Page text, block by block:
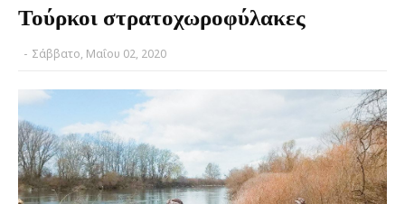
Τούρκοι στρατοχωροφύλακες
- Σάββατο, Μαΐου 02, 2020